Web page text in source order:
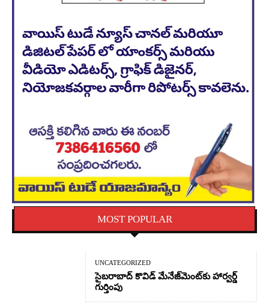
MOST POPULAR
UNCATEGORIZED
సైబరాబాద్‌ కొవిడ్‌ మేనేజ్‌మెంట్‌కు హార్వర్డ్‌
గుర్తింపు